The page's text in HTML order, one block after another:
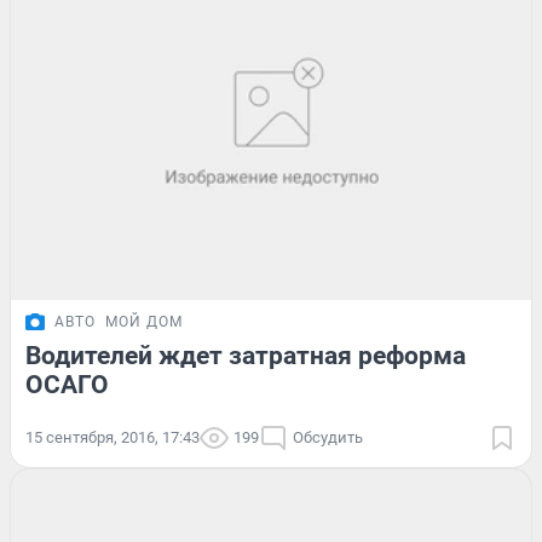
АВТО МОЙ ДОМ
Водителей ждет затратная реформа
ОСАГО
15 сентября, 2016, 17:43 199 Обсудить